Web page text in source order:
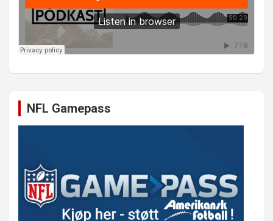
NFL Gamepass